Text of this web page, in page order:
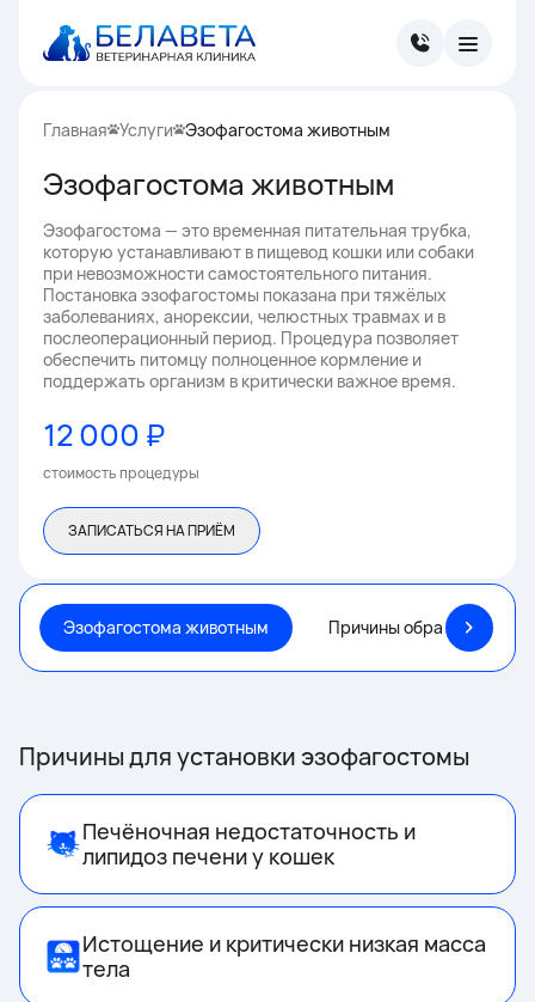
Главная Услуги Эзофагостома животным
Эзофагостома животным
Эзофагостома — это временная питательная трубка,
которую устанавливают в пищевод кошки или собаки
при невозможности самостоятельного питания.
Постановка эзофагостомы показана при тяжёлых
заболеваниях, анорексии, челюстных травмах и в
послеоперационный период. Процедура позволяет
обеспечить питомцу полноценное кормление и
поддержать организм в критически важное время.
12 000 ₽
стоимость процедуры
ЗАПИСАТЬСЯ НА ПРИЁМ
Эзофагостома животным Причины обращения
Причины для установки эзофагостомы
Печёночная недостаточность и
липидоз печени у кошек
Истощение и критически низкая масса
тела